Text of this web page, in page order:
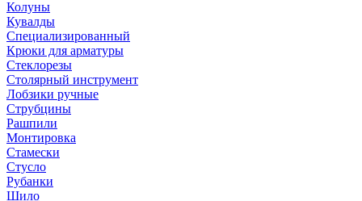
Колуны
Кувалды
Специализированный
Крюки для арматуры
Стеклорезы
Столярный инструмент
Лобзики ручные
Струбцины
Рашпили
Монтировка
Стамески
Стусло
Рубанки
Шило